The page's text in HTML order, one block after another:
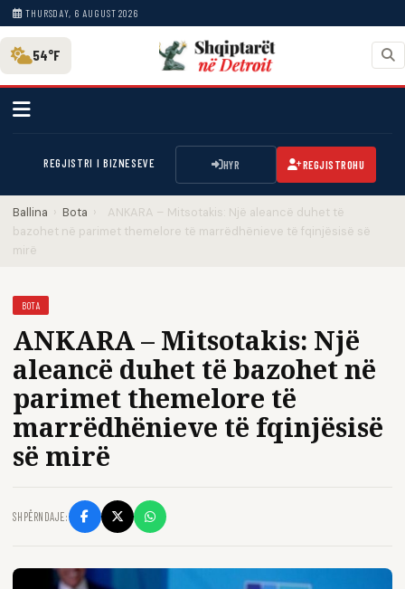
THURSDAY, 6 AUGUST 2026
54°F
REGJISTRI I BIZNESEVE HYR REGJISTROHU
Ballina › Bota ›
ANKARA – Mitsotakis: Një aleancë duhet të
bazohet në parimet themelore të marrëdhënieve të fqinjësisë së
mirë
BOTA
ANKARA – Mitsotakis: Një
aleancë duhet të bazohet në
parimet themelore të
marrëdhënieve të fqinjësisë
së mirë
SHPËRNDAJE: